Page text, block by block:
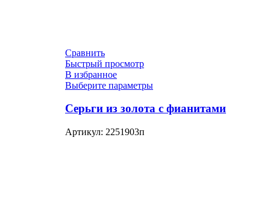
Сравнить
Быстрый просмотр
В избранное
Выберите параметры
Серьги из золота с фианитами
Артикул: 2251903п